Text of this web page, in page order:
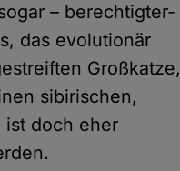
– berechtigter-
das evolutionär
Großkatze,
sibirischen,
ist doch eher